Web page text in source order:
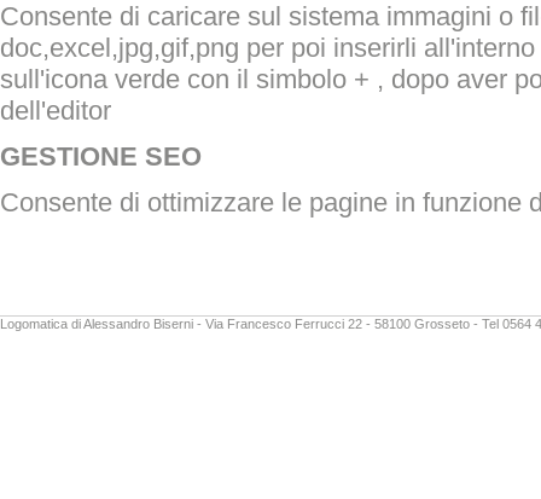
Consente di caricare sul sistema immagini o
doc,excel,jpg,gif,png per poi inserirli
sull'icona verde con il simbolo + , dopo aver
dell'editor
GESTIONE SEO
Consente di ottimizzare le pagine in funzione
Logomatica di Alessandro Biserni - Via Francesco Ferrucci 22 - 58100 Grosseto - Tel 0564